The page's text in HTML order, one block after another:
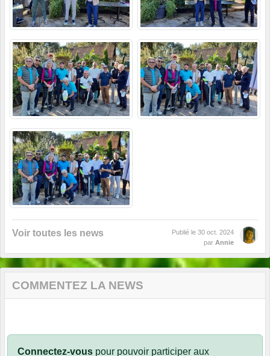
Voir toutes les news Publié le 30 oct. 2024
par Annie
COMMENTEZ LA NEWS
Connectez-vous pour pouvoir participer aux